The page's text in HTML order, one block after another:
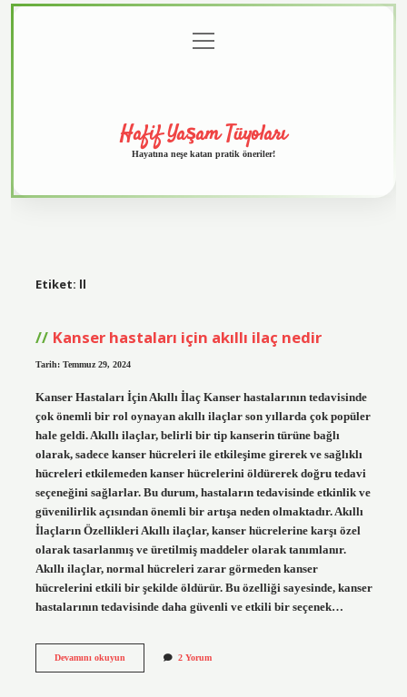
menüyü
aç
Hafif Yaşam Tüyoları
Hayatına neşe katan pratik öneriler!
Etiket: ll
Kanser hastaları için akıllı ilaç nedir
Tarih: Temmuz 29, 2024
Kanser Hastaları İçin Akıllı İlaç Kanser hastalarının tedavisinde
çok önemli bir rol oynayan akıllı ilaçlar son yıllarda çok popüler
hale geldi. Akıllı ilaçlar, belirli bir tip kanserin türüne bağlı
olarak, sadece kanser hücreleri ile etkileşime girerek ve sağlıklı
hücreleri etkilemeden kanser hücrelerini öldürerek doğru tedavi
seçeneğini sağlarlar. Bu durum, hastaların tedavisinde etkinlik ve
güvenilirlik açısından önemli bir artışa neden olmaktadır. Akıllı
İlaçların Özellikleri Akıllı ilaçlar, kanser hücrelerine karşı özel
olarak tasarlanmış ve üretilmiş maddeler olarak tanımlanır.
Akıllı ilaçlar, normal hücreleri zarar görmeden kanser
hücrelerini etkili bir şekilde öldürür. Bu özelliği sayesinde, kanser
hastalarının tedavisinde daha güvenli ve etkili bir seçenek…
Devamını okuyunKanser
2 Yorum